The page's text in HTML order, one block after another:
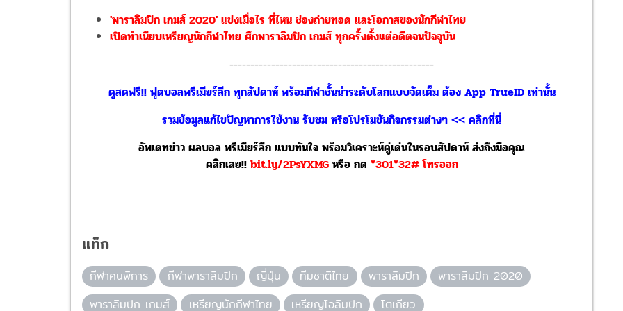
'พาราลิมปิก เกมส์ 2020' แข่งเมื่อไร ที่ไหน ช่องถ่ายทอด และโอกาสของนักกีฬาไทย
เปิดทำเนียบเหรียญนักกีฬาไทย ศึกพาราลิมปิก เกมส์ ทุกครั้งตั้งแต่อดีตจนปัจจุบัน
-------------------------------------------------
ดูสดฟรี!! ฟุตบอลพรีเมียร์ลีก ทุกสัปดาห์ พร้อมกีฬาชั้นนำระดับโลกแบบจัดเต็ม ต้อง App TrueID เท่านั้น
รวมข้อมูลแก้ไขปัญหาการใช้งาน รับชม หรือโปรโมชันกิจกรรมต่างๆ << คลิกที่นี่
อัพเดทข่าว ผลบอล พรีเมียร์ลีก แบบทันใจ พร้อมวิเคราะห์คู่เด่นในรอบสัปดาห์ ส่งถึงมือคุณ
คลิกเลย!! bit.ly/2PsYXMG หรือ กด *301*32# โทรออก
แท็ก
กีฬาคนพิการ กีฬาพาราลิมปิก ญี่ปุ่น ทีมชาติไทย พาราลิมปิก
พาราลิมปิก 2020
พาราลิมปิก เกมส์
เหรียญนักกีฬาไทย เหรียญโอลิมปิก โตเกียว